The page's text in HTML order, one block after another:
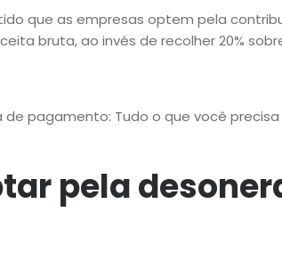
que as empresas optem pela
bruta, ao invés de recolher 20%
de pagamento: Tudo o que você
pela